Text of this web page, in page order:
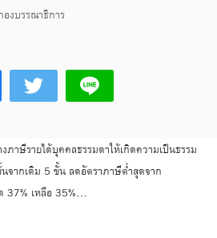
องบรรณาธิการ
ภาษีรายได้บุคคลธรรมดาให้เกิดความเป็นธรรม
จากเดิม 5 ขั้น ลดอัตราภาษีต่ำสุดจาก
37% เหลือ 35%…